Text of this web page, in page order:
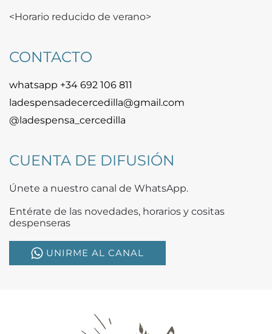
<Horario reducido de verano>
CONTACTO
whatsapp +34 692 106 811
ladespensadecercedilla@gmail.com
@ladespensa_cercedilla
CUENTA DE DIFUSIÓN
Únete a nuestro canal de WhatsApp.
Entérate de las novedades, horarios y cositas
despenseras
UNIRME AL CANAL